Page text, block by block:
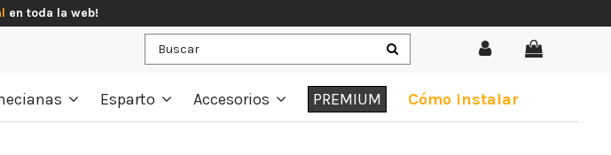
en toda la web!
Esparto Accesorios PREMIUM Cómo instalar